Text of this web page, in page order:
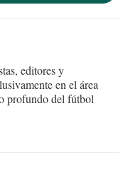
editores y
en el área
profundo del fútbol